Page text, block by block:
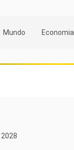
Mundo Economia